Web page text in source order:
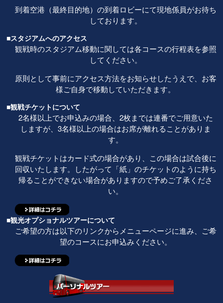
到着空港（最終目的地）の到着ロビーにて現地係員がお待ち
しております。
■スタジアムへのアクセス
観戦時のスタジアム移動に関しては各コースの行程表を参照
してください。
原則として事前にアクセス方法をお知らせしたうえで、お客
様ご自身で移動していただきます。
■観戦チケットについて
2名様以上でお申込みの場合、2枚までは連番でご用意いた
しますが、3名様以上の場合はお席が離れることがありま
す。
観戦チケットはカード式の場合があり、この場合は試合後に
回収いたします。したがって「紙」のチケットのように持ち
帰ることができない場合がありますので予めご了承くださ
い。
■観光オプショナルツアーについて
ご希望の方は以下のリンクからメニューページに進み、ご希
望のコースにお申込みください。